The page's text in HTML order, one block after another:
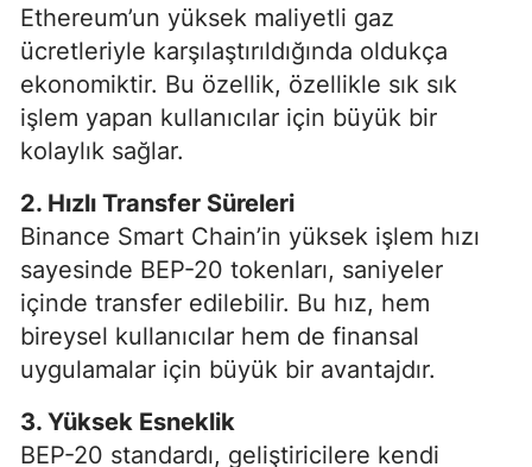
Ethereum’un yüksek maliyetli gaz
ücretleriyle karşılaştırıldığında oldukça
ekonomiktir. Bu özellik, özellikle sık sık
işlem yapan kullanıcılar için büyük bir
kolaylık sağlar.
2. Hızlı Transfer Süreleri
Binance Smart Chain’in yüksek işlem hızı
sayesinde BEP-20 tokenları, saniyeler
içinde transfer edilebilir. Bu hız, hem
bireysel kullanıcılar hem de finansal
uygulamalar için büyük bir avantajdır.
3. Yüksek Esneklik
BEP-20 standardı, geliştiricilere kendi